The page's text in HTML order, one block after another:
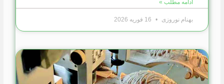
ادامه مطلب »
بهنام نوروزی